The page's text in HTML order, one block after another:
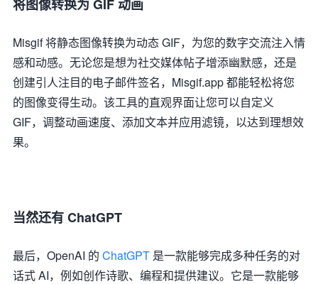
将图像转换为 GIF 动画
Misgif 将静态图像转换为动态 GIF，为您的数字交流注入情
感和动感。无论您是想为社交媒体帖子增添幽默感，还是
创建引人注目的电子邮件签名，Misgif.app 都能轻松将您
的图像变得生动。该工具的直观界面让您可以自定义
GIF，调整动画速度、添加文本并应用滤镜，以达到理想效
果。
当然还有 ChatGPT
最后，OpenAI 的 ChatGPT 是一款能够完成多种任务的对
话式 AI，例如创作诗歌、编程和提供建议。它是一款能够